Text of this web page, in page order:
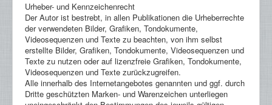
Urheber- und Kennzeichenrecht
Der Autor ist bestrebt, in allen Publikationen die Urheberrechte
der verwendeten Bilder, Grafiken, Tondokumente,
Videosequenzen und Texte zu beachten, von ihm selbst
erstellte Bilder, Grafiken, Tondokumente, Videosequenzen und
Texte zu nutzen oder auf lizenzfreie Grafiken, Tondokumente,
Videosequenzen und Texte zurückzugreifen.
Alle innerhalb des Internetangebotes genannten und ggf. durch
Dritte geschützten Marken- und Warenzeichen unterliegen